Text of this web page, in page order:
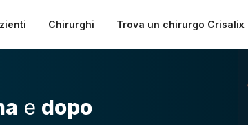
Chirurghi Trova un chirurgo Crisalix
e dopo